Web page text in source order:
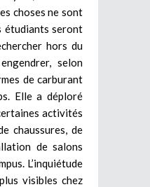
choses ne sont
étudiants seront
hors du
selon
de carburant
Elle a déploré
activités
chaussures, de
de salons
L’inquiétude
visibles chez